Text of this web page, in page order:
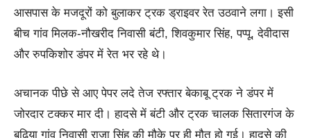
आसपास के मजदूरों को बुलाकर ट्रक ड्राइवर रेत उठवाने लगा। इसी
बीच गांव मिलक-नौखरीद निवासी बंटी, शिवकुमार सिंह, पप्पू, देवीदास
और रुपकिशोर डंपर में रेत भर रहे थे।
अचानक पीछे से आए पेपर लदे तेज रफ्तार बेकाबू ट्रक ने डंपर में
जोरदार टक्कर मार दी। हादसे में बंटी और ट्रक चालक सितारगंज के
बढिय़ा गांव निवासी राजा सिंह की मौके पर ही मौत हो गई। हादसे की